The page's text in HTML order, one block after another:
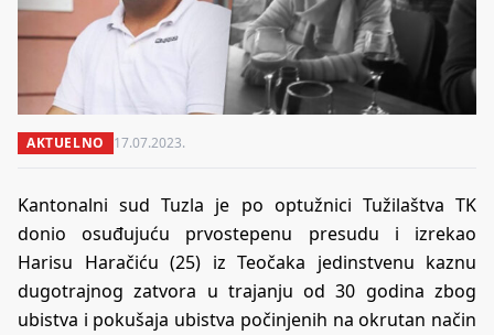
AKTUELNO 17.07.2023.
Kantonalni sud Tuzla je po optužnici Tužilaštva TK
donio osuđujuću prvostepenu presudu i izrekao
Harisu Haračiću (25) iz Teočaka jedinstvenu kaznu
dugotrajnog zatvora u trajanju od 30 godina zbog
ubistva i pokušaja ubistva počinjenih na okrutan način